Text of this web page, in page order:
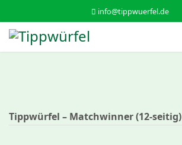
info@tippwuerfel.de
Tippwürfel – Matchwinner (12‑seitig)